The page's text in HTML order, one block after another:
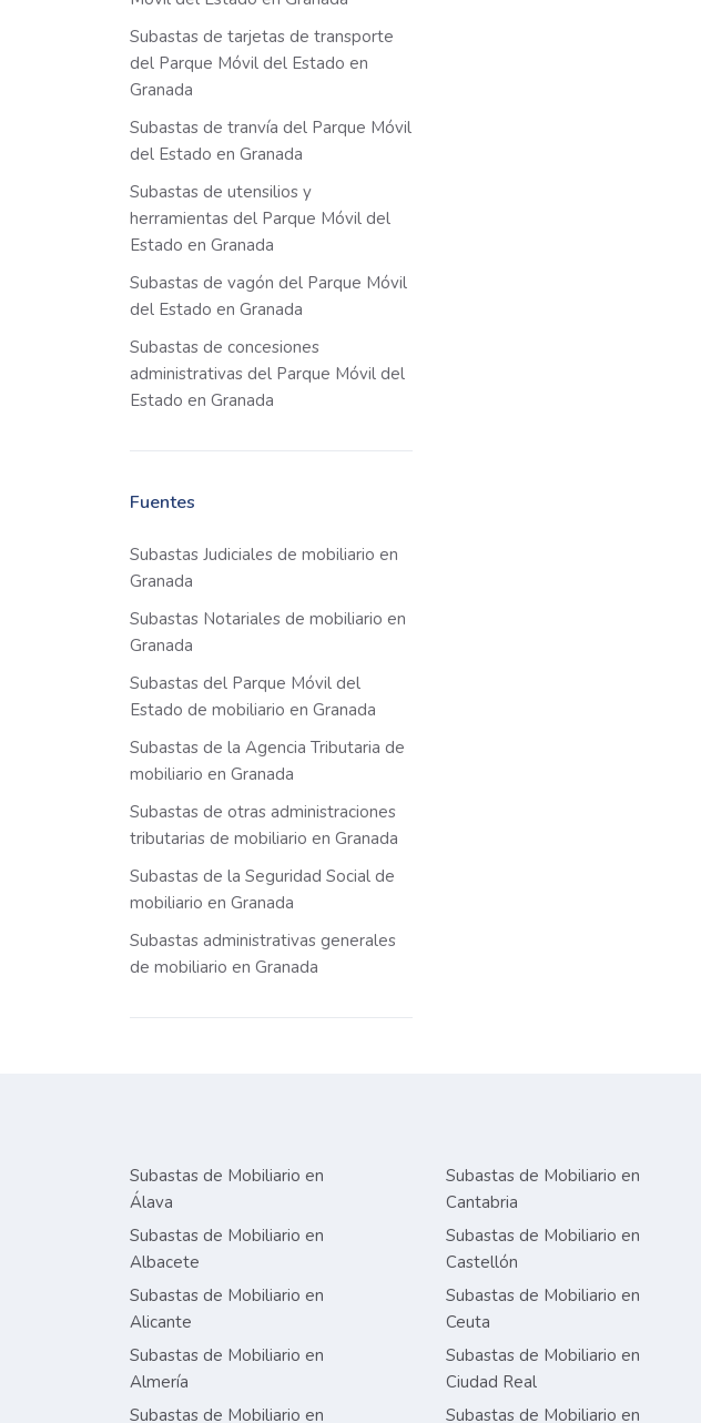
Subastas de tarjetas de transporte
del Parque Móvil del Estado en
Granada
Subastas de tranvía del Parque Móvil
del Estado en Granada
Subastas de utensilios y
herramientas del Parque Móvil del
Estado en Granada
Subastas de vagón del Parque Móvil
del Estado en Granada
Subastas de concesiones
administrativas del Parque Móvil del
Estado en Granada
Fuentes
Subastas Judiciales de mobiliario en
Granada
Subastas Notariales de mobiliario en
Granada
Subastas del Parque Móvil del
Estado de mobiliario en Granada
Subastas de la Agencia Tributaria de
mobiliario en Granada
Subastas de otras administraciones
tributarias de mobiliario en Granada
Subastas de la Seguridad Social de
mobiliario en Granada
Subastas administrativas generales
de mobiliario en Granada
Subastas de Mobiliario en
Álava
Subastas de Mobiliario en
Albacete
Subastas de Mobiliario en
Alicante
Subastas de Mobiliario en
Almería
Subastas de Mobiliario en
Subastas de Mobiliario en
Cantabria
Subastas de Mobiliario en
Castellón
Subastas de Mobiliario en
Ceuta
Subastas de Mobiliario en
Ciudad Real
Subastas de Mobiliario en